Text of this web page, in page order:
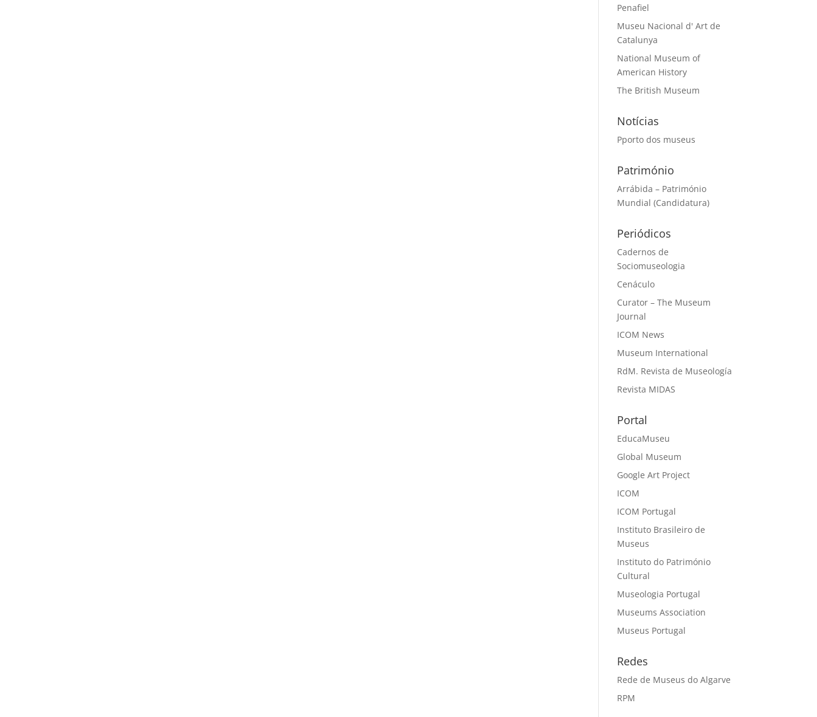
Penafiel
Museu Nacional d' Art de
Catalunya
National Museum of
American History
The British Museum
Notícias
Pporto dos museus
Património
Arrábida – Património
Mundial (Candidatura)
Periódicos
Cadernos de
Sociomuseologia
Cenáculo
Curator – The Museum
Journal
ICOM News
Museum International
RdM. Revista de Museología
Revista MIDAS
Portal
EducaMuseu
Global Museum
Google Art Project
ICOM
ICOM Portugal
Instituto Brasileiro de
Museus
Instituto do Património
Cultural
Museologia Portugal
Museums Association
Museus Portugal
Redes
Rede de Museus do Algarve
RPM